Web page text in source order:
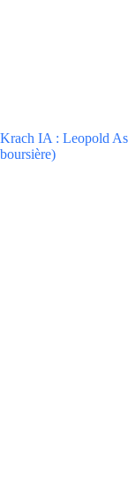
Krach IA : Leopold
boursière)